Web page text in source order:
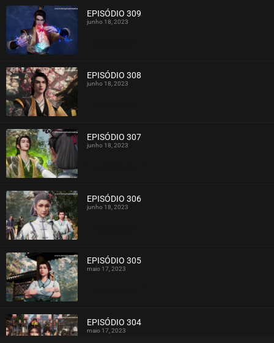
EPISÓDIO 309
junho 18, 2023
EPISÓDIO 308
junho 18, 2023
EPISÓDIO 307
junho 18, 2023
EPISÓDIO 306
junho 18, 2023
EPISÓDIO 305
maio 17, 2023
EPISÓDIO 304
maio 17, 2023